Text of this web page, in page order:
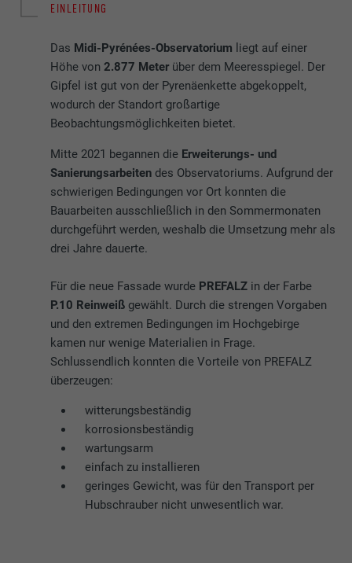
EINLEITUNG
Das Midi-Pyrénées-Observatorium liegt auf einer
Höhe von2.877 Meter über dem Meeresspiegel. Der
Gipfel ist gut von der Pyrenäenkette abgekoppelt,
wodurch der Standort großartige
Beobachtungsmöglichkeiten bietet.
Mitte 2021 begannen die Erweiterungs- und
Sanierungsarbeiten des Observatoriums. Aufgrund der
schwierigen Bedingungen vor Ort konnten die
Bauarbeiten ausschließlich in den Sommermonaten
durchgeführt werden, weshalb die Umsetzung mehr als
drei Jahre dauerte.
Für die neue Fassade wurde PREFALZ in der Farbe
P.10 Reinweiß gewählt. Durch die strengen Vorgaben
und den extremen Bedingungen im Hochgebirge
kamen nur wenige Materialien in Frage.
Schlussendlich konnten die Vorteile von PREFALZ
überzeugen:
witterungsbeständig
korrosionsbeständig
wartungsarm
einfach zu installieren
geringes Gewicht, was für den Transport per
Hubschrauber nicht unwesentlich war.